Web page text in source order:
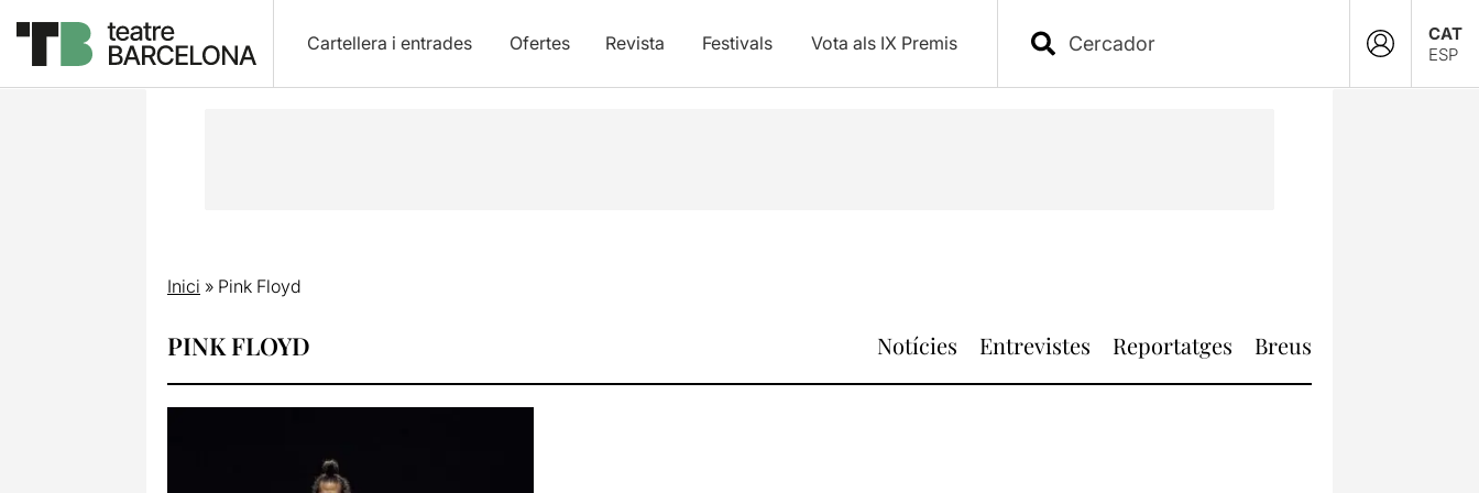
Cartellera i entrades Ofertes Revista Festivals Vota als IX Premis
CAT
ESP
Inici » Pink Floyd
PINK FLOYD Notícies Entrevistes Reportatges Breus